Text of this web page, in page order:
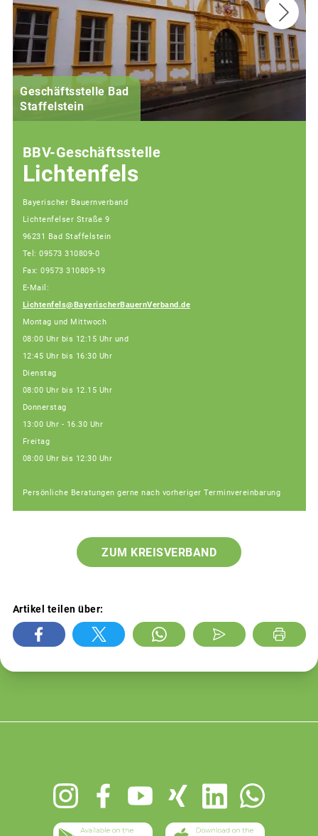
Geschäftsstelle Bad
Staffelstein
BBV-Geschäftsstelle
Lichtenfels
Bayerischer Bauernverband
Lichtenfelser Straße 9
96231 Bad Staffelstein
Tel: 09573 310809-0
Fax: 09573 310809-19
E-Mail:
Lichtenfels@BayerischerBauernVerband.de
Montag und Mittwoch
08:00 Uhr bis 12:15 Uhr und
12:45 Uhr bis 16:30 Uhr
Dienstag
08:00 Uhr bis 12.15 Uhr
Donnerstag
13:00 Uhr - 16.30 Uhr
Freitag
08:00 Uhr bis 12:30 Uhr
Persönliche Beratungen gerne nach vorheriger Terminvereinbarung
ZUM KREISVERBAND
Artikel teilen über: